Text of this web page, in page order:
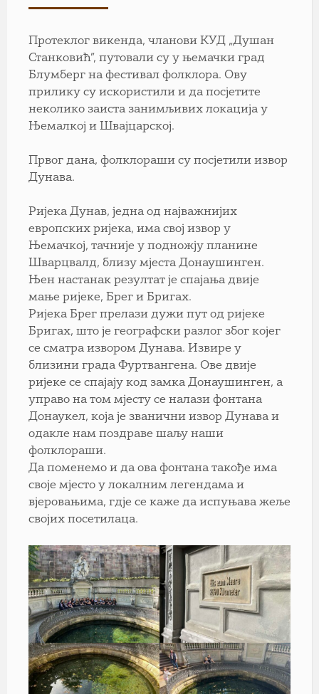
Протеклог викенда, чланови КУД „Душан
Станковић”, путовали су у њемачки град
Блумберг на фестивал фолклора. Ову
прилику су искористили и да посјетите
неколико заиста занимљивих локација у
Њемалкој и Швајцарској.
Првог дана, фолклораши су посјетили извор
Дунава.
Ријека Дунав, једна од најважнијих
европских ријека, има свој извор у
Њемачкој, тачније у подножју планине
Шварцвалд, близу мјеста Донаушинген.
Њен настанак резултат је спајања двије
мање ријеке, Брег и Бригах.
Ријека Брег прелази дужи пут од ријеке
Бригах, што је географски разлог због којег
се сматра извором Дунава. Извире у
близини града Фуртвангена. Ове двије
ријеке се спајају код замка Донаушинген, а
управо на том мјесту се налази фонтана
Донаукел, која је званични извор Дунава и
одакле нам поздраве шаљу наши
фолклораши.
Да поменемо и да ова фонтана такође има
своје мјесто у локалним легендама и
вјеровањима, гдје се каже да испуњава жеље
својих посетилаца.